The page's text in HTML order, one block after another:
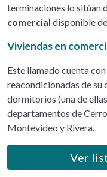
terminaciones lo sitúan
comercial disponible
Viviendas en
Este llamado cuenta
reacondicionadas de su
dormitorios (una de
departamentos de
Montevideo y Rivera.
Ver